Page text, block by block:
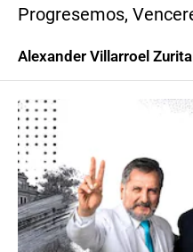
Progresemos,
Alexander Villarroel Zurita